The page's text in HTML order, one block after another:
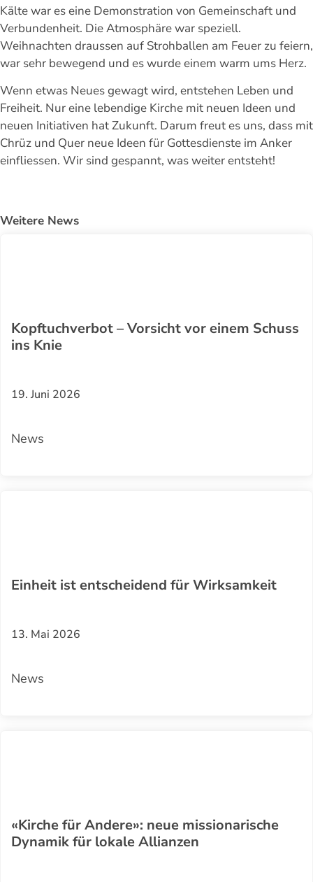
Kälte war es eine Demonstration von Gemeinschaft und
Verbundenheit. Die Atmosphäre war speziell.
Weihnachten draussen auf Strohballen am Feuer zu feiern,
war sehr bewegend und es wurde einem warm ums Herz.
Wenn etwas Neues gewagt wird, entstehen Leben und
Freiheit. Nur eine lebendige Kirche mit neuen Ideen und
neuen Initiativen hat Zukunft. Darum freut es uns, dass mit
Chrüz und Quer neue Ideen für Gottesdienste im Anker
einfliessen. Wir sind gespannt, was weiter entsteht!
Weitere News
Kopftuchverbot – Vorsicht vor einem Schuss
ins Knie
19. Juni 2026
News
Einheit ist entscheidend für Wirksamkeit
13. Mai 2026
News
«Kirche für Andere»: neue missionarische
Dynamik für lokale Allianzen